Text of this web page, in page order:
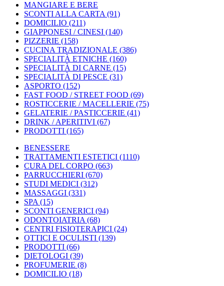
MANGIARE E BERE
SCONTI ALLA CARTA (91)
DOMICILIO (211)
GIAPPONESI / CINESI (140)
PIZZERIE (158)
CUCINA TRADIZIONALE (386)
SPECIALITÀ ETNICHE (160)
SPECIALITÀ DI CARNE (15)
SPECIALITÀ DI PESCE (31)
ASPORTO (152)
FAST FOOD / STREET FOOD (69)
ROSTICCERIE / MACELLERIE (75)
GELATERIE / PASTICCERIE (41)
DRINK / APERITIVI (67)
PRODOTTI (165)
BENESSERE
TRATTAMENTI ESTETICI (1110)
CURA DEL CORPO (663)
PARRUCCHIERI (670)
STUDI MEDICI (312)
MASSAGGI (331)
SPA (15)
SCONTI GENERICI (94)
ODONTOIATRIA (68)
CENTRI FISIOTERAPICI (24)
OTTICI E OCULISTI (139)
PRODOTTI (66)
DIETOLOGI (39)
PROFUMERIE (8)
DOMICILIO (18)